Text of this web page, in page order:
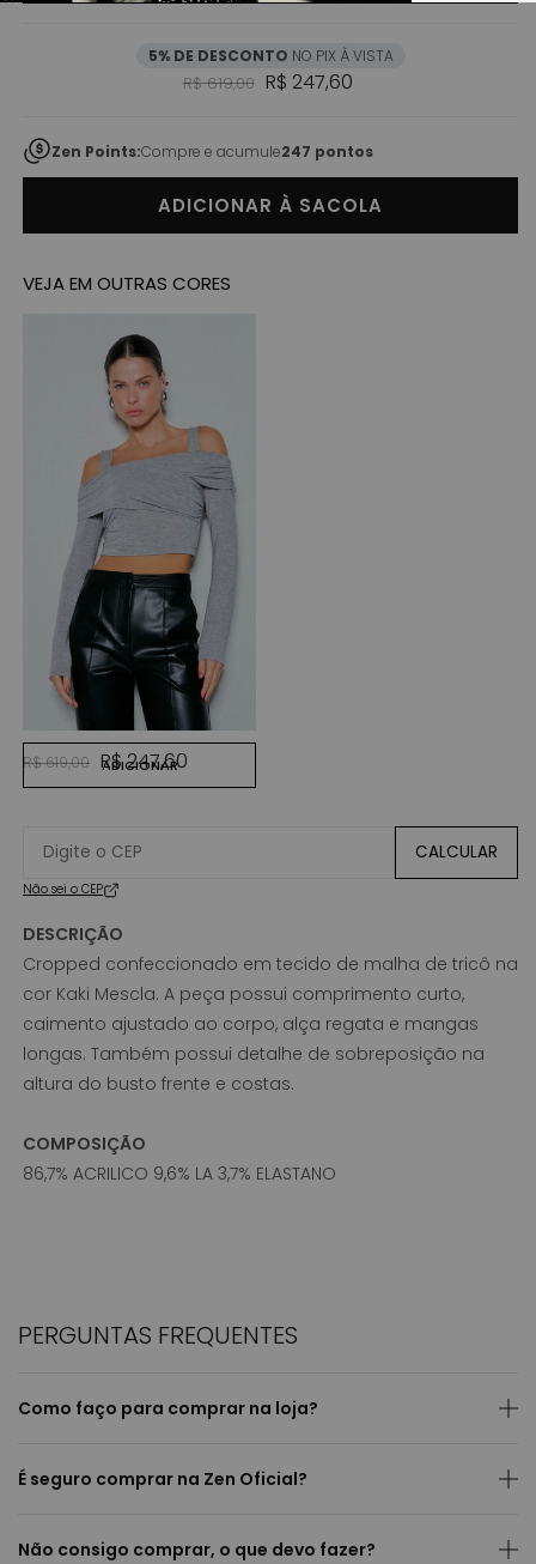
5% DE DESCONTO NO PIX À VISTA
Preço normal
R$ 619,00 Preço promocional
R$ 247,60
Zen Points:Compre e acumule247 pontos
ADICIONAR À SACOLA
VEJA EM OUTRAS CORES
CINZA MESCLA
Preço normal
R$ 619,00 Preço promocional
R$ 247,60
ADICIONAR
CALCULAR
Não sei o CEP
DESCRIÇÃO
Cropped confeccionado em tecido de malha de tricô na
cor Kaki Mescla. A peça possui comprimento curto,
caimento ajustado ao corpo, alça regata e mangas
longas. Também possui detalhe de sobreposição na
altura do busto frente e costas.
COMPOSIÇÃO
86,7% ACRILICO 9,6% LA 3,7% ELASTANO
PERGUNTAS FREQUENTES
Como faço para comprar na loja?
É seguro comprar na Zen Oficial?
Não consigo comprar, o que devo fazer?